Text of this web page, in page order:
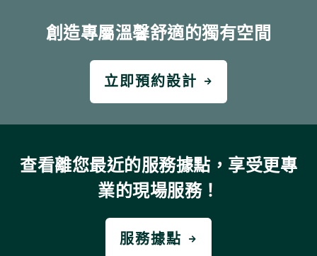
創造專屬溫馨舒適的獨有空間
立即預約設計
查看離您最近的服務據點，享受更專
業的現場服務！
服務據點